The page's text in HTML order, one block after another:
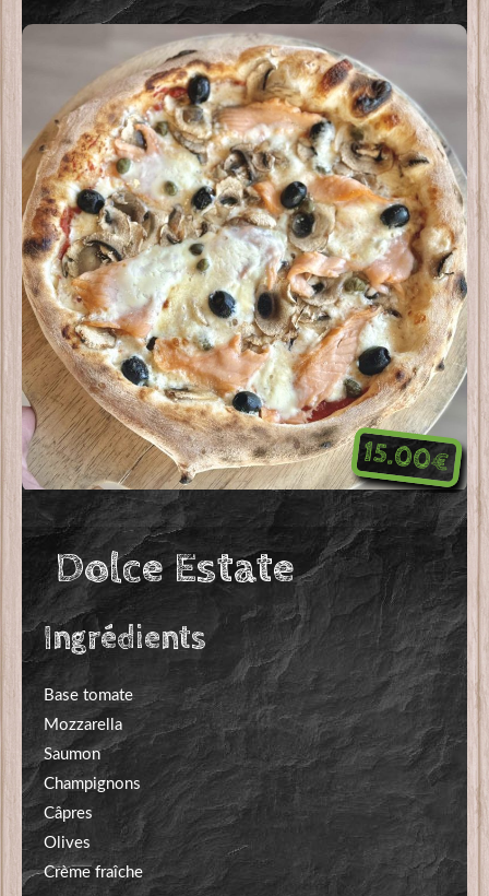
15.00€
Dolce Estate
Ingrédients
Base tomate
Mozzarella
Saumon
Champignons
Câpres
Olives
Crème fraîche